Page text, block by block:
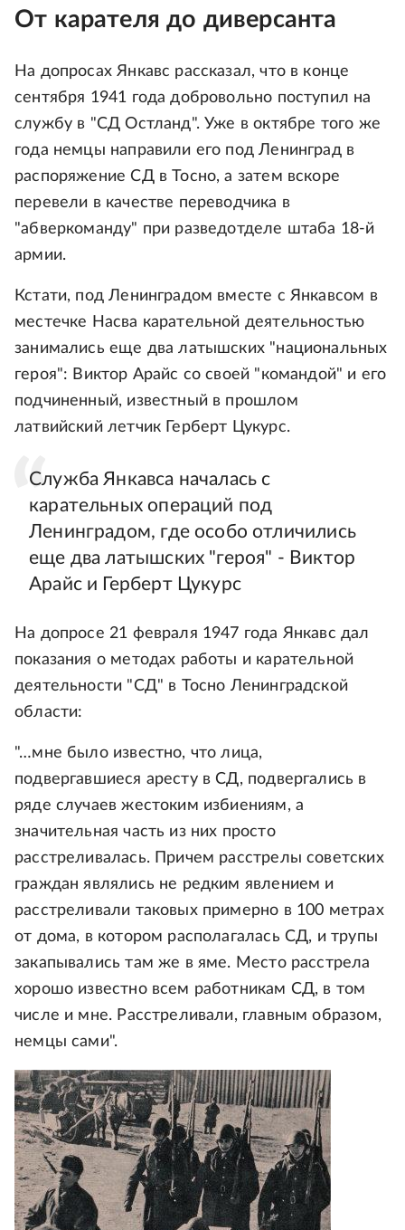
От карателя до диверсанта
На допросах Янкавс рассказал, что в конце
сентября 1941 года добровольно поступил на
службу в "СД Остланд". Уже в октябре того же
года немцы направили его под Ленинград в
распоряжение СД в Тосно, а затем вскоре
перевели в качестве переводчика в
"абверкоманду" при разведотделе штаба 18-й
армии.
Кстати, под Ленинградом вместе с Янкавсом в
местечке Насва карательной деятельностью
занимались еще два латышских "национальных
героя": Виктор Арайс со своей "командой" и его
подчиненный, известный в прошлом
латвийский летчик Герберт Цукурс.
Служба Янкавса началась с
карательных операций под
Ленинградом, где особо отличились
еще два латышских "героя" - Виктор
Арайс и Герберт Цукурс
На допросе 21 февраля 1947 года Янкавс дал
показания о методах работы и карательной
деятельности "СД" в Тосно Ленинградской
области:
"…мне было известно, что лица,
подвергавшиеся аресту в СД, подвергались в
ряде случаев жестоким избиениям, а
значительная часть из них просто
расстреливалась. Причем расстрелы советских
граждан являлись не редким явлением и
расстреливали таковых примерно в 100 метрах
от дома, в котором располагалась СД, и трупы
закапывались там же в яме. Место расстрела
хорошо известно всем работникам СД, в том
числе и мне. Расстреливали, главным образом,
немцы сами".